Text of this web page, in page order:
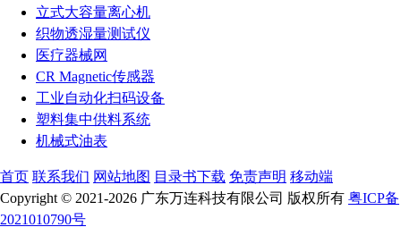
立式大容量离心机
织物透湿量测试仪
医疗器械网
CR Magnetic传感器
工业自动化扫码设备
塑料集中供料系统
机械式油表
首页 联系我们 网站地图 目录书下载 免责声明 移动端
Copyright © 2021-2026 广东万连科技有限公司 版权所有 粤ICP备
2021010790号